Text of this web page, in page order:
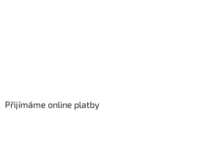
Přijímáme online platby